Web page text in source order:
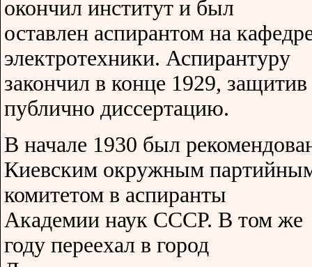
окончил институт и был
оставлен аспирантом на
электротехники. Аспирантуру
закончил в конце 1929, защитив
публично диссертацию.
В начале 1930 был
Киевским окружным
комитетом в аспиранты
Академии наук СССР. В том же
году переехал в город